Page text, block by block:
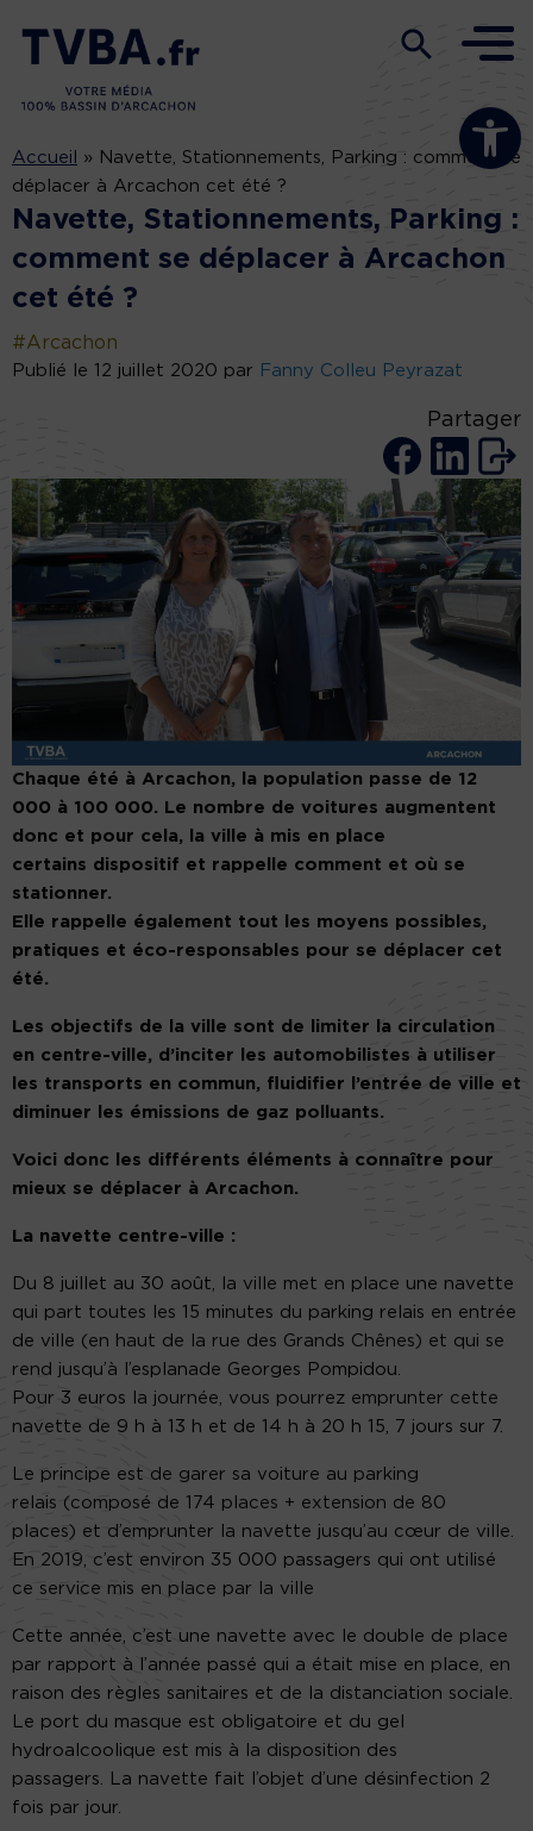
Ouvrir la
Accueil » Navette, Stationnements, Parking : comment se
déplacer à Arcachon cet été ?
Navette, Stationnements, Parking :
comment se déplacer à Arcachon
cet été ?
#Arcachon
Publié le 12 juillet 2020 par Fanny Colleu Peyrazat
Partager
Chaque été à Arcachon, la population passe de 12
000 à 100 000. Le nombre de voitures augmentent
donc et pour cela, la ville à mis en place
certains dispositif et rappelle comment et où se
stationner.
Elle rappelle également tout les moyens possibles,
pratiques et éco-responsables pour se déplacer cet
été.
Les objectifs de la ville sont de limiter la circulation
en centre-ville, d’inciter les automobilistes à utiliser
les transports en commun, fluidifier l’entrée de ville et
diminuer les émissions de gaz polluants.
Voici donc les différents éléments à connaître pour
mieux se déplacer à Arcachon.
La navette centre-ville :
Du 8 juillet au 30 août, la ville met en place une navette
qui part toutes les 15 minutes du parking relais en entrée
de ville (en haut de la rue des Grands Chênes) et qui se
rend jusqu’à l’esplanade Georges Pompidou.
Pour 3 euros la journée, vous pourrez emprunter cette
navette de 9 h à 13 h et de 14 h à 20 h 15, 7 jours sur 7.
Le principe est de garer sa voiture au parking
relais (composé de 174 places + extension de 80
places) et d’emprunter la navette jusqu’au cœur de ville.
En 2019, c’est environ 35 000 passagers qui ont utilisé
ce service mis en place par la ville
Cette année, c’est une navette avec le double de place
par rapport à l’année passé qui a était mise en place, en
raison des règles sanitaires et de la distanciation sociale.
Le port du masque est obligatoire et du gel
hydroalcoolique est mis à la disposition des
passagers. La navette fait l’objet d’une désinfection 2
fois par jour.